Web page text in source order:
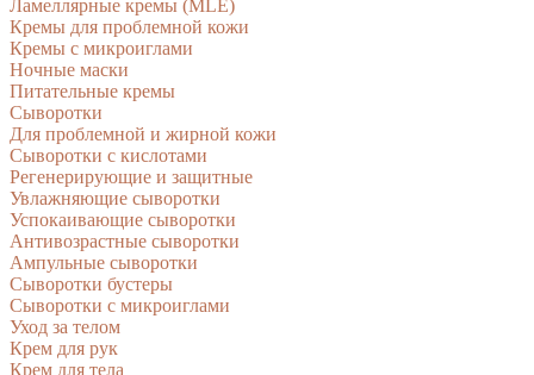
Ламеллярные кремы (MLE)
Кремы для проблемной кожи
Кремы с микроиглами
Ночные маски
Питательные кремы
Сыворотки
Для проблемной и жирной кожи
Сыворотки с кислотами
Регенерирующие и защитные
Увлажняющие сыворотки
Успокаивающие сыворотки
Антивозрастные сыворотки
Ампульные сыворотки
Сыворотки бустеры
Сыворотки с микроиглами
Уход за телом
Крем для рук
Крем для тела